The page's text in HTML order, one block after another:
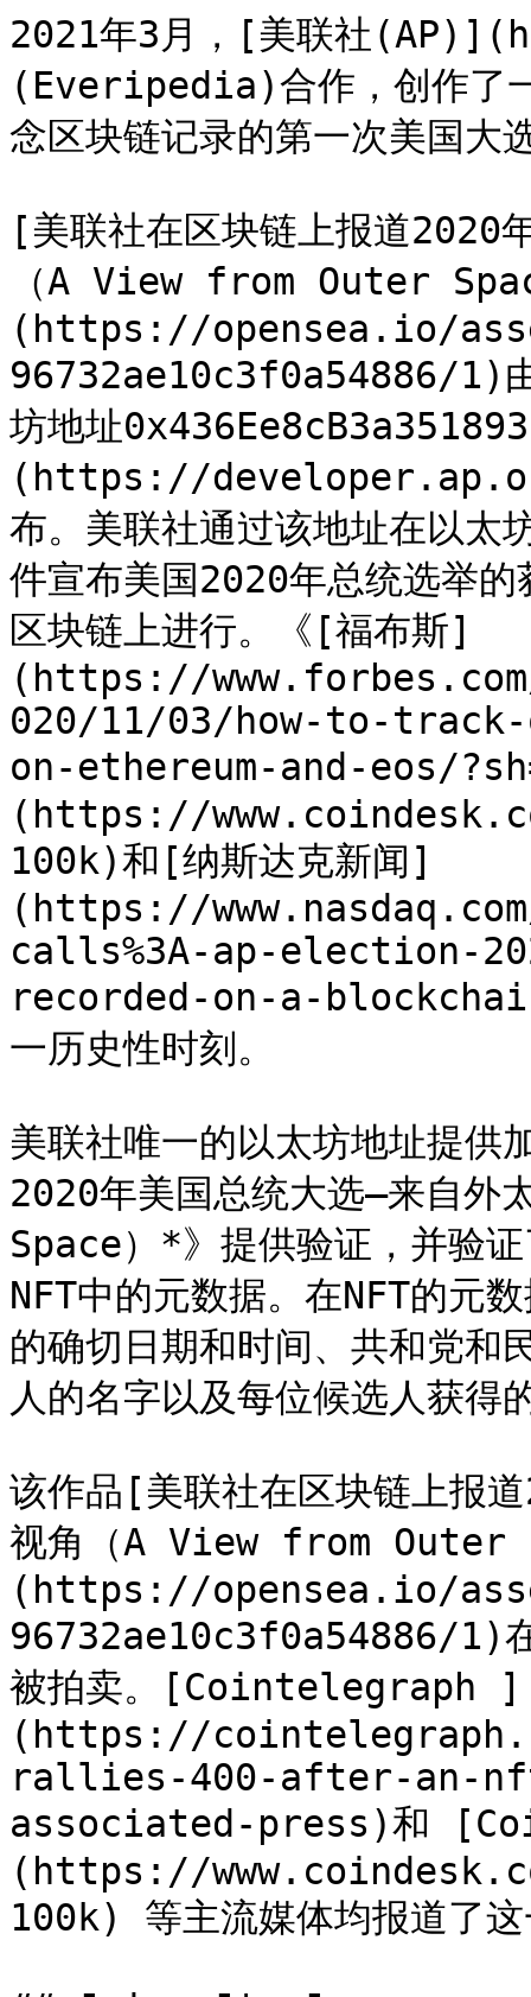
2021年3月，[美联社
(Everipedia)合作，创作了一
念区块链记录的第一次美国大
[美联社在区块链上报道2020
（A View from Outer
(https://opensea.io/
96732ae10c3f0a54886/1)
坊地址
(https://
布。美联社通过该地址在以
件宣布美国2020年总统选举
区块链上进行。《[福布斯]
(https://
020/11/03/how-to-
on-ethereum-and-eos/
(https://
100k)和[纳斯达克新闻]
(https://
calls%3A-ap-election-
recorded-on-a-
一历史性时刻。
美联社唯一的以太坊地址提供
2020年美国总统大选—来自
Space）*》提供验证，并验
NFT中的元数据。在NFT的元
的确切日期和时间、共和党和
人的名字以及每位候选人获得
该作品[美联社在区块链上报
视角（A View from Outer
(https://opensea.io/
96732ae10c3f0a54886/1)
被拍卖。[Cointelegraph ]
(https://
rallies-400-after-an-
associated-press)和
(https://
100k) 等主流媒体均报道了这